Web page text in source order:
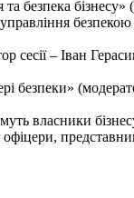
безпека бізнесу»
безпекою
сесії – Іван
безпеки»
власники